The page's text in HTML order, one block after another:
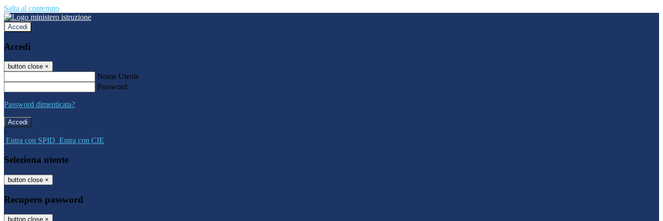
Salta al contenuto
Accedi
Accedi
button close ×
Nome Utente
Password
Password dimenticata?
-
Entra con SPID Entra con CIE
Seleziona utente
button close ×
Recupero password
button close ×